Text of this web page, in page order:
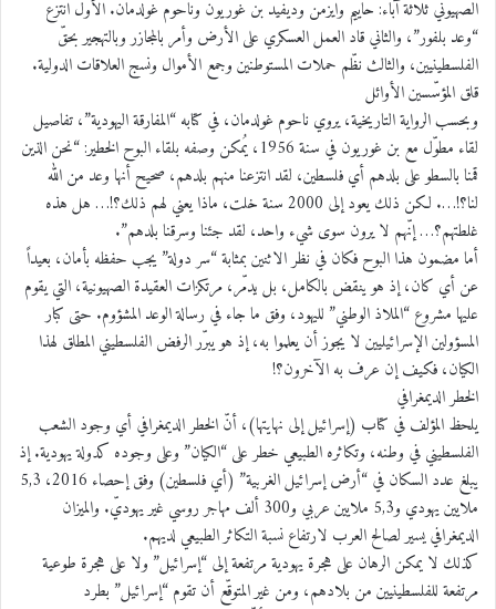
الصهيوني ثلاثة آباء: حاييم وايزمن وديفيد بن غوريون وناحوم غولدمان. الأول انتزع
“وعد بلفور”، والثاني قاد العمل العسكري على الأرض وأمر بالمجازر وبالتهجير بحقّ
الفلسطينيين، والثالث نظّم حملات المستوطنين وجمع الأموال ونسج العلاقات الدولية.
قلق المؤسّسين الأوائل
وبحسب الرواية التاريخية، يروي ناحوم غولدمان، في كتابه “المفارقة اليهودية”، تفاصيل
لقاء مطوّل مع بن غوريون في سنة 1956، يُمكن وصفه بلقاء البوح الخطير: “نحن الذين
قمنا بالسطو على بلدهم أي فلسطين، لقد انتزعنا منهم بلدهم، صحيح أنها وعد من الله
لنا؟!…. لكن ذلك يعود إلى 2000 سنة خلت، ماذا يعني لهم ذلك؟!… هل هذه
غلطتهم؟… إنّهم لا يرون سوى شيء واحد، لقد جئنا وسرقنا بلدهم”.
أما مضمون هذا البوح فكان في نظر الاثنين بمثابة “سر دولة” يجب حفظه بأمان، بعيداً
عن أي كان، إذ هو ينقض بالكامل، بل يدمّر، مرتكزات العقيدة الصهيونية، التي يقوم
عليها مشروع “الملاذ الوطني” لليهود، وفق ما جاء في رسالة الوعد المشؤوم. حتى كبار
المسؤولين الإسرائيليين لا يجوز أن يعلموا به، إذ هو يبرّر الرفض الفلسطيني المطلق لهذا
الكيان، فكيف إن عرف به الآخرون؟!
الخطر الديمغرافي
يلحظ المؤلف في كتاب (إسرائيل إلى نهايتها)، أنّ الخطر الديمغرافي أي وجود الشعب
الفلسطيني في وطنه، وتكاثره الطبيعي خطر على “الكيان” وعلى وجوده كدولة يهودية. إذ
يبلغ عدد السكان في “أرض إسرائيل الغربية” (أي فلسطين) وفق إحصاء 2016، 5,3
ملايين يهودي و5,3 ملايين عربي و300 ألف مهاجر روسي غير يهوديّ. والميزان
الديمغرافي يسير لصالح العرب لارتفاع نسبة التكاثر الطبيعي لديهم.
كذلك لا يمكن الرهان على هجرة يهودية مرتفعة إلى “إسرائيل” ولا على هجرة طوعية
مرتفعة للفلسطينيين من بلادهم، ومن غير المتوقّع أن تقوم “إسرائيل” بطرد